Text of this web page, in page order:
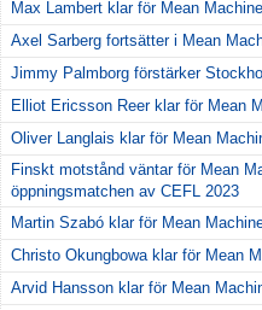
Max Lambert klar för Mean
Axel Sarberg fortsätter i Mean
Jimmy Palmborg förstärker
Elliot Ericsson Reer klar för Mean
Oliver Langlais klar för Mean
Finskt motstånd väntar för Mean
öppningsmatchen av CEFL 2023
Martin Szabó klar för Mean
Christo Okungbowa klar för Mean
Arvid Hansson klar för Mean